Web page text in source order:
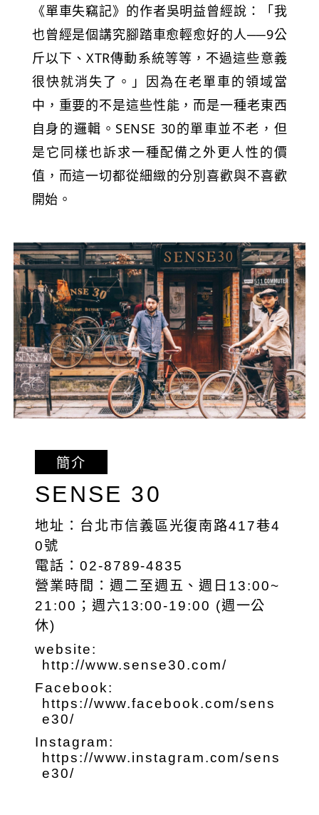
《單車失竊記》的作者吳明益曾經說：「我
也曾經是個講究腳踏車愈輕愈好的人──9公
斤以下、XTR傳動系統等等，不過這些意義
很快就消失了。」因為在老單車的領域當
中，重要的不是這些性能，而是一種老東西
自身的邏輯。SENSE 30的單車並不老，但
是它同樣也訴求一種配備之外更人性的價
值，而這一切都從細緻的分別喜歡與不喜歡
開始。
簡介
SENSE 30
地址：台北市信義區光復南路417巷4
0號
電話：02-8789-4835
營業時間：週二至週五、週日13:00~
21:00；週六13:00-19:00 (週一公
休)
website:
http://www.sense30.com/
Facebook:
https://www.facebook.com/sens
e30/
Instagram:
https://www.instagram.com/sens
e30/